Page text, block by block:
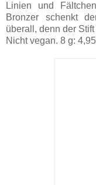
Linien und
Bronzer schenkt
überall, denn der
Nicht vegan. 8 g: